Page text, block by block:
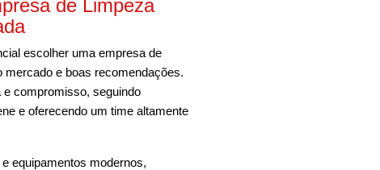
de Limpeza
escolher uma empresa de
e boas recomendações.
compromisso, seguindo
e oferecendo um time altamente
equipamentos modernos,